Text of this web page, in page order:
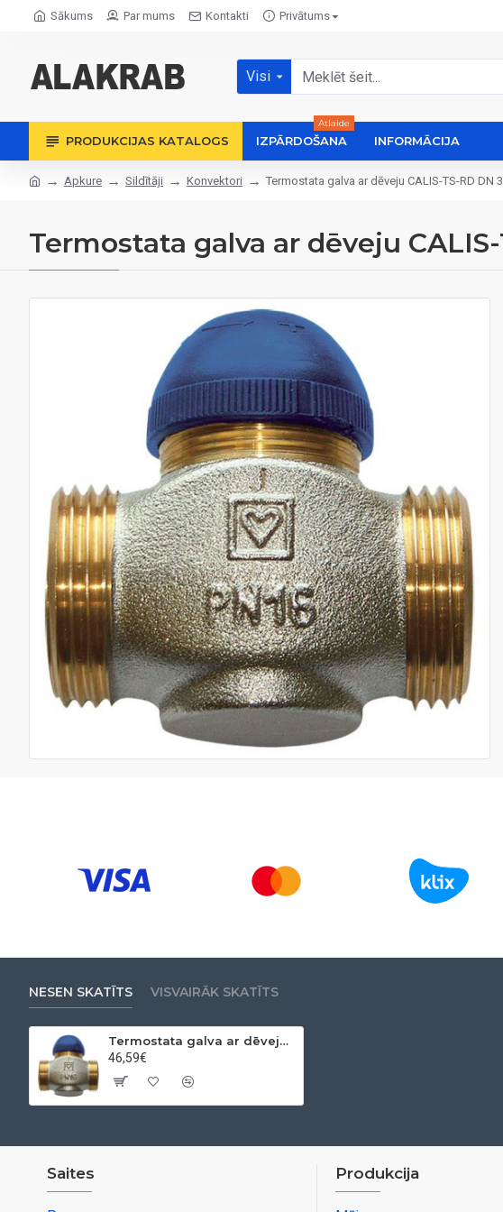
Sākums Par mums Kontakti Privātums
Visi
PRODUKCIJAS KATALOGS IZPĀRDOŠANA
Atlaide
INFORMĀCIJA
Apkure Sildītāji Konvektori Termostata galva ar dēveju CALIS-TS-RD DN
Termostata galva ar dēveju CALIS-
NESEN SKATĪTS VISVAIRĀK SKATĪTS
Termostata galva ar dēveju CALIS-TS-RD DN 32 11/2" A.V. KVS=6.84 HERZ
46,59€
Saites Produkcija